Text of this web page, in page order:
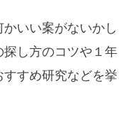
いい案がないかし
探し方のコツや１年
すすめ研究などを挙